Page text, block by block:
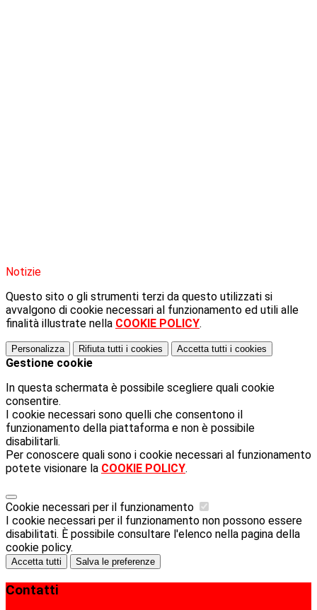
Notizie
Questo sito o gli strumenti terzi da questo utilizzati si
avvalgono di cookie necessari al funzionamento ed utili alle
finalità illustrate nella COOKIE POLICY.
Personalizza Rifiuta tutti i cookies Accetta tutti i cookies
Gestione cookie
In questa schermata è possibile scegliere quali cookie
consentire.
I cookie necessari sono quelli che consentono il
funzionamento della piattaforma e non è possibile
disabilitarli.
Per conoscere quali sono i cookie necessari al funzionamento
potete visionare la COOKIE POLICY.
Cookie necessari per il funzionamento
I cookie necessari per il funzionamento non possono essere
disabilitati. È possibile consultare l'elenco nella pagina della
cookie policy.
Accetta tutti Salva le preferenze
Contatti